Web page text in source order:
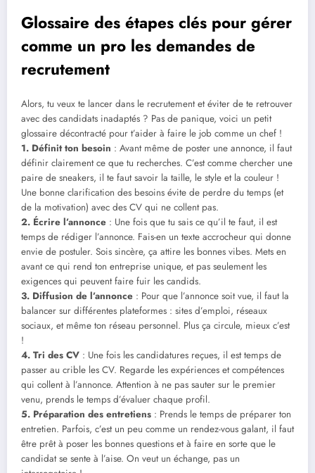
Glossaire des étapes clés pour gérer
comme un pro les demandes de
recrutement
Alors, tu veux te lancer dans le recrutement et éviter de te retrouver
avec des candidats inadaptés ? Pas de panique, voici un petit
glossaire décontracté pour t’aider à faire le job comme un chef !
1. Définit ton besoin : Avant même de poster une annonce, il faut
définir clairement ce que tu recherches. C’est comme chercher une
paire de sneakers, il te faut savoir la taille, le style et la couleur !
Une bonne clarification des besoins évite de perdre du temps (et
de la motivation) avec des CV qui ne collent pas.
2. Écrire l’annonce : Une fois que tu sais ce qu’il te faut, il est
temps de rédiger l’annonce. Fais-en un texte accrocheur qui donne
envie de postuler. Sois sincère, ça attire les bonnes vibes. Mets en
avant ce qui rend ton entreprise unique, et pas seulement les
exigences qui peuvent faire fuir les candids.
3. Diffusion de l’annonce : Pour que l’annonce soit vue, il faut la
balancer sur différentes plateformes : sites d’emploi, réseaux
sociaux, et même ton réseau personnel. Plus ça circule, mieux c’est
!
4. Tri des CV : Une fois les candidatures reçues, il est temps de
passer au crible les CV. Regarde les expériences et compétences
qui collent à l’annonce. Attention à ne pas sauter sur le premier
venu, prends le temps d’évaluer chaque profil.
5. Préparation des entretiens : Prends le temps de préparer ton
entretien. Parfois, c’est un peu comme un rendez-vous galant, il faut
être prêt à poser les bonnes questions et à faire en sorte que le
candidat se sente à l’aise. On veut un échange, pas un